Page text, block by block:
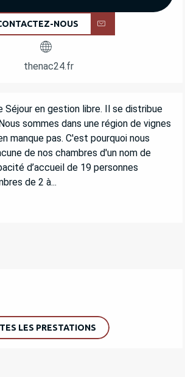
NOUS
thenac24.fr
en gestion libre. Il se distribue
sommes dans une région de vignes
manque pas. C'est pourquoi nous
de nos chambres d'un nom de
d’accueil de 19 personnes
de 2 à...
LES PRESTATIONS